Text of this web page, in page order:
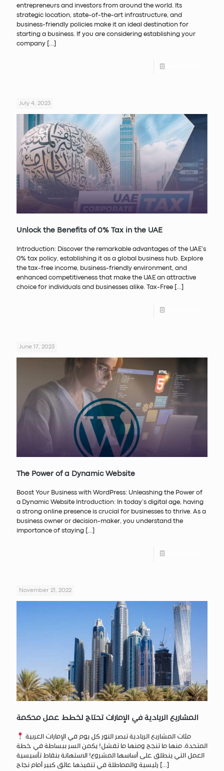
entrepreneurs and investors from around the world. Its
strategic location, state-of-the-art infrastructure, and
business-friendly policies make it an ideal destination for
starting a business. If you are considering establishing your
company
July 4, 2023
Unlock the Benefits of 0% Tax in the UAE
Introduction: Discover the remarkable advantages of the UAE’s
0% tax policy, establishing it as a global business hub. Explore
the tax-free income, business-friendly environment, and
enhanced competitiveness that make the UAE an attractive
choice for individuals and businesses alike. Tax-Free […]
June 17, 2023
The Power of a Dynamic Website
Boost Your Business with WordPress: Unleashing the Power of
a Dynamic Website Introduction: In today’s digital age, having
a strong online presence is crucial for businesses to thrive. As a
business owner or decision-maker, you understand the
importance of staying […]
November 21, 2022
المشاريع الريادية في الإمارات تحتاج لخطط عمل محكمة
المتحدة، منها ما تنجح ومنها ما تفشل! يكمن السر ببساطة في خطة
العمل التي ينطلق على أساسها المشروع! الاستهانة بنقاط تأسيسية
رئيسية والمماطلة في تنفيذها عائق كبير أمام نجاح